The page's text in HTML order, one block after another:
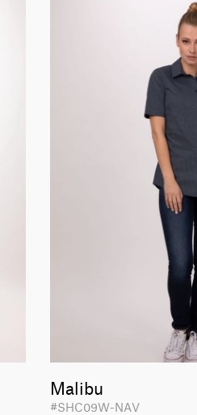
Malibu
#SHC09W-NAV